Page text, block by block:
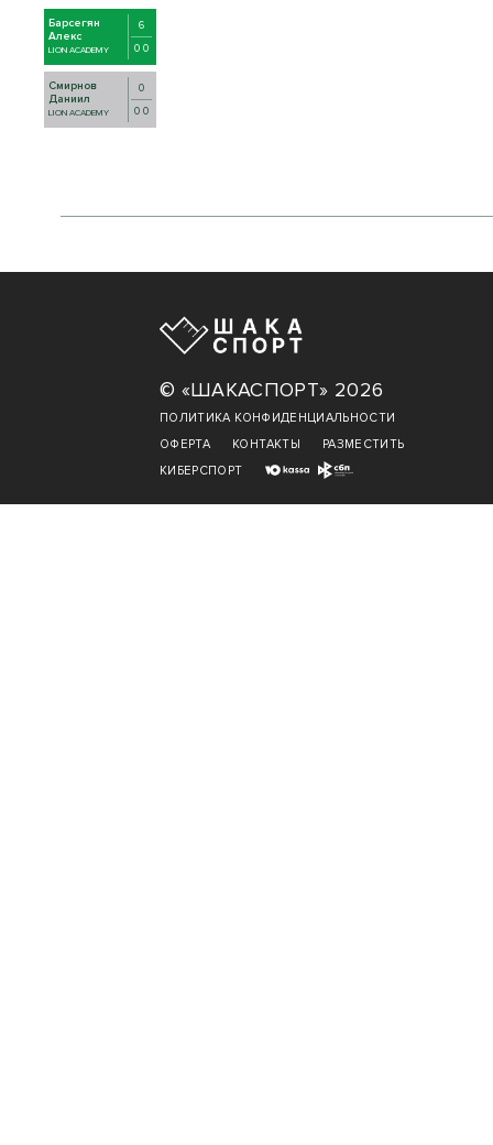
Барсегян
Алекс
LION ACADEMY
6
0 0
Смирнов
Даниил
LION ACADEMY
0
0 0
© «ШАКАСПОРТ» 2026
ПОЛИТИКА КОНФИДЕНЦИАЛЬНОСТИ
ОФЕРТА
КОНТАКТЫ
РАЗМЕСТИТЬ
КИБЕРСПОРТ